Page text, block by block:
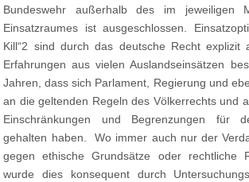
Bundeswehr außerhalb des im jeweiligen
Einsatzraumes ist ausgeschlossen.
Kill“2 sind durch das deutsche Recht explizit
Erfahrungen aus vielen Auslandseinsätzen
Jahren, dass sich Parlament, Regierung und
an die geltenden Regeln des Völkerrechts und
Einschränkungen und Begrenzungen für
gehalten haben. Wo immer auch nur der
gegen ethische Grundsätze oder rechtliche
wurde dies konsequent durch